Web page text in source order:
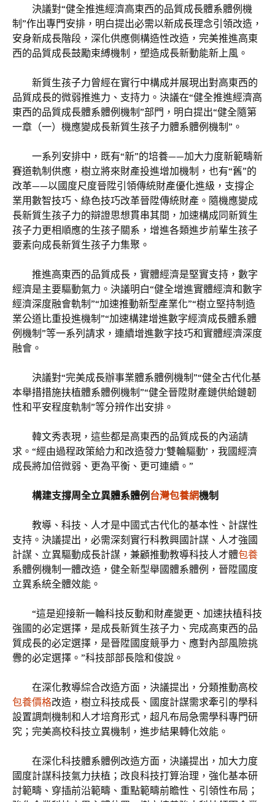
決議對“健全推進經濟高東西的品質成長體系體例機
制”作出專門安排，明白提出必需以新成長理念引領改造，
安身新成長階段，深化供應側構造性改造，完美推進高東
西的品質成長鼓勵束縛機制，塑造成長新動能新上風。
新質生孩子力曾經在實行中構成并展現出對高東西的
品質成長的微弱推進力、支持力。決議在“健全推進經濟高
東西的品質成長體系體例機制”部門，明白提出“健全隨第
一章（一）機應變成長新質生孩子力體系體例機制”。
一系列安排中，既有“新”的培養——加大力度新範疇新
賽道軌制供應，樹立將來財產投進增加機制，也有“舊”的
改革——以國度尺度晉陞引領傳統財產優化進級，支撐企
業用數智技巧、綠色技巧改革晉陞傳統財產。隨機應變成
長新質生孩子力的辯證思想貫串其間，加速構成同新質生
孩子力更相順應的生孩子關系，增進各類進步前輩生孩子
要素向成長新質生孩子力集聚。
推進高東西的品質成長，實體經濟是堅實支持，數字
經濟是主要驅動氣力。決議明白“健全增進實體經濟和數字
經濟深度融會軌制”“加速推動新型產業化”“樹立堅持制造
業公道比重投進機制”“加速構建增進數字經濟成長體系體
例機制”等一系列請求，連續增進數字技巧和實體經濟深度
融會。
決議對“完美成長辦事業體系體例機制”“健全古代化基
本舉措措施扶植體系體例機制”“健全晉陞財產鏈供給鏈韌
性和平安程度軌制”等分辨作出安排。
韓文秀表現，這些都是高東西的品質成長的內涵請
求。“經由過程政策給力和改造發力‘雙輪驅動’，我國經濟
成長將加倍微弱、更為平衡、更可連續。”
構建支撐周全立異體系體例 台灣包養網機制
教導、科技、人才是中國式古代化的基本性、計謀性
支持。決議提出，必需深刻實行科教興國計謀、人才強國
計謀、立異驅動成長計謀，兼顧推動教導科技人才體包養
系體例機制一體改造，健全新型舉國體系體例，晉陞國度
立異系統全體效能。
“這是迎接新一輪科技反動和財產變更、加速扶植科技
強國的必定選擇，是成長新質生孩子力、完成高東西的品
質成長的必定選擇，是晉陞國度競爭力、應對內部風險挑
釁的必定選擇。”科技部部長陰和俊說。
在深化教導綜合改造方面，決議提出，分類推動高校
包養價格改造，樹立科技成長、國度計謀需求牽引的學科
設置調劑機制和人才培育形式，超凡布局急需學科專門研
究；完美高校科技立異機制，進步結果轉化效能。
在深化科技體系體例改造方面，決議提出，加大力度
國度計謀科技氣力扶植；改良科技打算治理，強化基本研
討範疇、穿插前沿範疇、重點範疇前瞻性、引領性布局；